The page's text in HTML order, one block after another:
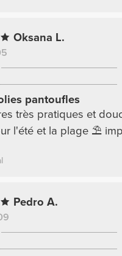
Oksana L.
pantoufles
très pratiques et
l'été et la plage ⛱️
Pedro A.